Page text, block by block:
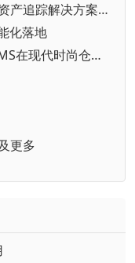
▪ 学校中的RFID与条码追踪：哪种资产追踪解决方案最好？
化落地
▪ 服装库存管理中的RFID识别：WMS在现代时尚仓库中的作用
更多